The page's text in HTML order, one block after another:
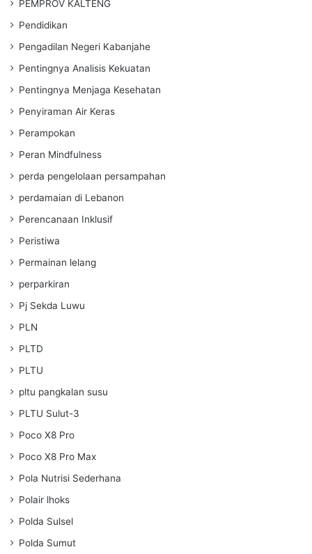
PEMPROV KALTENG
Pendidikan
Pengadilan Negeri Kabanjahe
Pentingnya Analisis Kekuatan
Pentingnya Menjaga Kesehatan
Penyiraman Air Keras
Perampokan
Peran Mindfulness
perda pengelolaan persampahan
perdamaian di Lebanon
Perencanaan Inklusif
Peristiwa
Permainan lelang
perparkiran
Pj Sekda Luwu
PLN
PLTD
PLTU
pltu pangkalan susu
PLTU Sulut-3
Poco X8 Pro
Poco X8 Pro Max
Pola Nutrisi Sederhana
Polair lhoks
Polda Sulsel
Polda Sumut